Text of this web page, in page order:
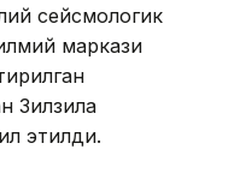
сейсмологик
маркази
Зилзила
этилди.